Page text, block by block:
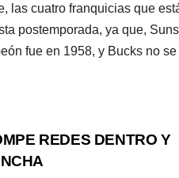
las cuatro franquicias que
postemporada, ya que,
fue en 1958, y Bucks no
REDES DENTRO Y